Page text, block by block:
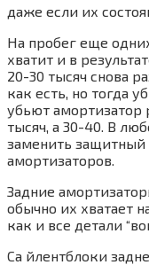
даже если их
На пробег еще
хватит и в
20-30 тысяч снова
как есть, но тогда
убьют амортизатор
тысяч, а 30-40. В
заменить защитный
амортизаторов.
Задние
обычно их хватает
как и все детали
Са йлентблоки